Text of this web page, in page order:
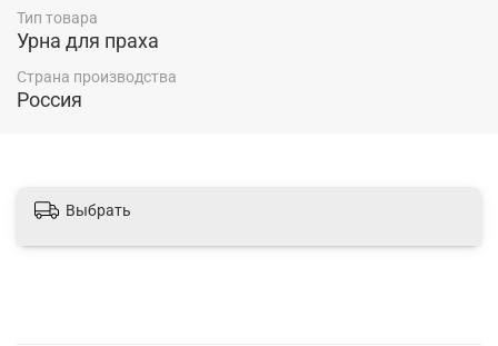
Тип товара
Урна для праха
Страна производства
Россия
Выбрать